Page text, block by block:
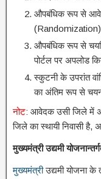
औपबंधिक रूप से
(Randomization)
औपबंधिक रूप से
पोर्टल पर अपलोड
स्कुटनी के उपरांत
का अंतिम रूप से चयन
नोट: आवेदक उसी जिले में
जिले का स्थायी निवासी
मुख्यमंत्री उद्यमी
मुख्यमंत्रीउद्यमी योजना के